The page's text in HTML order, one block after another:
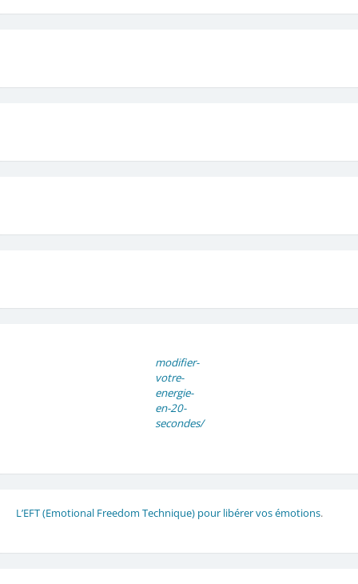
modifier-
votre-
energie-
en-20-
secondes/
L’EFT (Emotional Freedom Technique) pour libérer vos émotions.